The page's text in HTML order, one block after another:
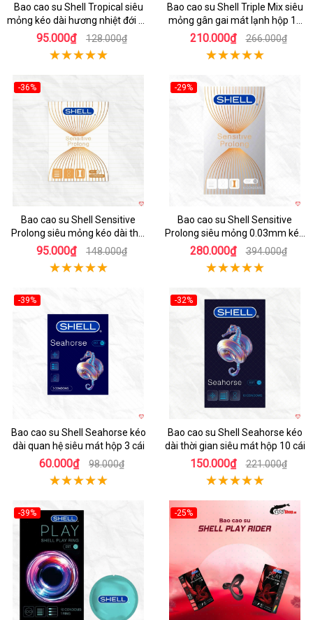
Bao cao su Shell Tropical siêu
mỏng kéo dài hương nhiệt đới an
toàn
95.000₫ 128.000₫
Bao cao su Shell Triple Mix siêu
mỏng gân gai mát lạnh hộp 12
cái
210.000₫ 266.000₫
-36%
Bao cao su Shell Sensitive
Prolong siêu mỏng kéo dài thời
gian hộp 3 cái
95.000₫ 148.000₫
-29%
Bao cao su Shell Sensitive
Prolong siêu mỏng 0.03mm kéo
dài thời gian
280.000₫ 394.000₫
-39%
Bao cao su Shell Seahorse kéo
dài quan hệ siêu mát hộp 3 cái
60.000₫ 98.000₫
-32%
Bao cao su Shell Seahorse kéo
dài thời gian siêu mát hộp 10 cái
150.000₫ 221.000₫
-39%
-25%